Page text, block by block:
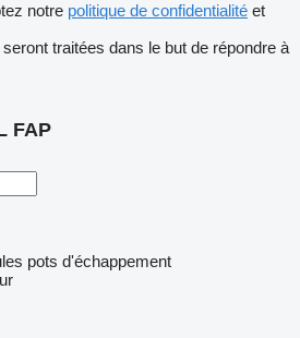
notre politique de confidentialité et
traitées dans le but de répondre à
FAP
pots d'échappement